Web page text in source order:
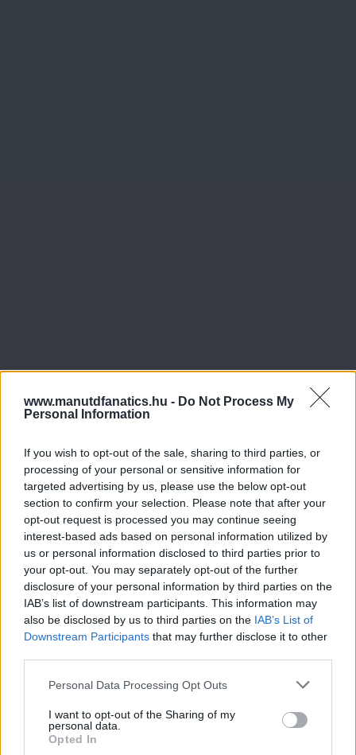
www.manutdfanatics.hu - Do Not Process My
Personal Information
If you wish to opt-out of the sale, sharing to third parties, or
processing of your personal or sensitive information for
targeted advertising by us, please use the below opt-out
section to confirm your selection. Please note that after your
opt-out request is processed you may continue seeing
interest-based ads based on personal information utilized by
us or personal information disclosed to third parties prior to
your opt-out. You may separately opt-out of the further
disclosure of your personal information by third parties on the
IAB’s list of downstream participants. This information may
also be disclosed by us to third parties on the IAB’s List of
Downstream Participants that may further disclose it to other
Please note that this website/app uses one or more Google
not limited to your visit or usage behaviour. You may click to
grant or deny consent to Google and its third-party tags to
use your data for below specified purposes in below Google
Personal Data Processing Opt Outs
I want to opt-out of the Sharing of my
personal data.
Opted In